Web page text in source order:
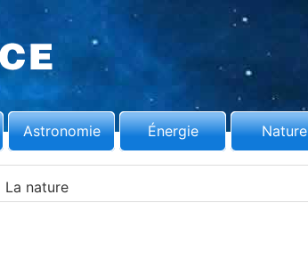
Astronomie Énergie Nature
La nature